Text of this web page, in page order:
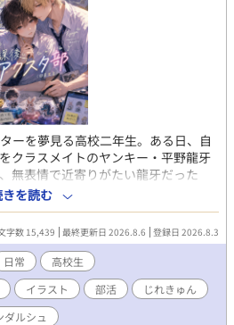
ーを夢見る高校二年生。ある日、自
クラスメイトのヤンキー・平野龍牙
無表情で近寄りがたい龍牙だった
きな高校生だった。 絵の話で意気投
水虎徹の後押しを受けて「アクスタ
アクリルスタンドを販売することを
スト制作に打ち込んでいく。 放課後
少しずつ距離を縮める透馬と龍牙。
へ出かけた夜。花火が夜空を彩る
た。その一言が、二人の関係を大き
を読む
字数 15,439 最終更新日 2026.8.6 登録日 2026.8.3
日常
高校生
イラスト 部活
じれきゅん
ダルシュ